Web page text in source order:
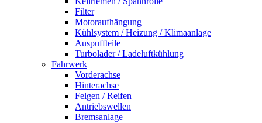
Filter
Motoraufhängung
Kühlsystem / Heizung / Klimaanlage
Auspuffteile
Turbolader / Ladeluftkühlung
Fahrwerk
Vorderachse
Hinterachse
Felgen / Reifen
Antriebswellen
Bremsanlage